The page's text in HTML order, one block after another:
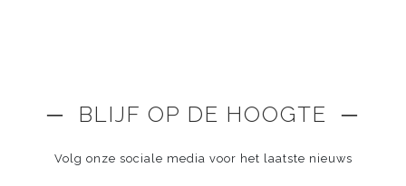
─ BLIJF OP DE HOOGTE ─
Volg onze sociale media voor het laatste nieuws